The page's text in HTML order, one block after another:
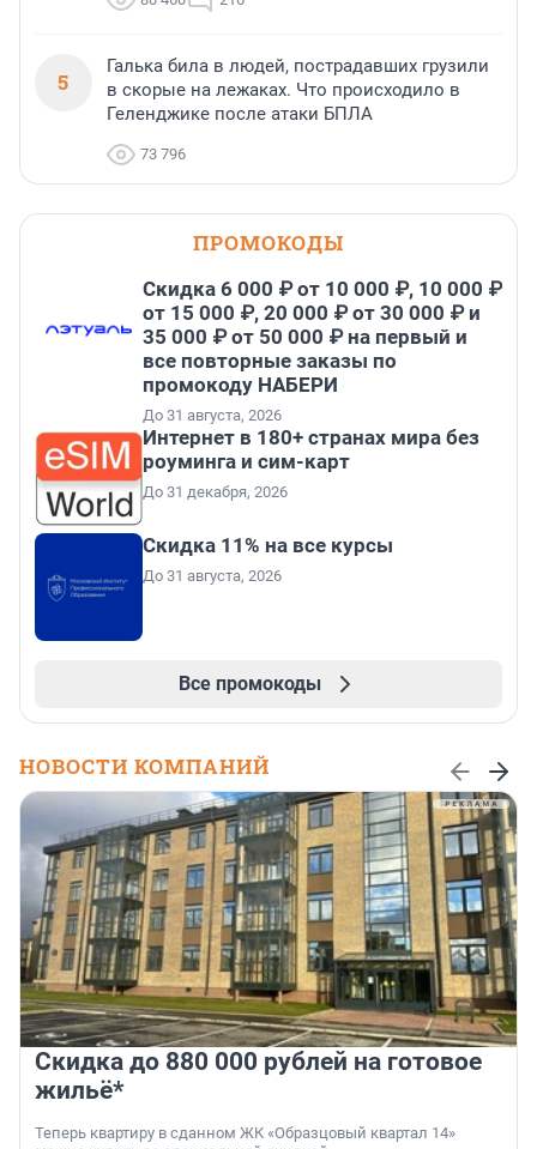
5
Галька била в людей, пострадавших грузили
в скорые на лежаках. Что происходило в
Геленджике после атаки БПЛА
73 796
ПРОМОКОДЫ
Скидка 6 000 ₽ от 10 000 ₽, 10 000 ₽
от 15 000 ₽, 20 000 ₽ от 30 000 ₽ и
35 000 ₽ от 50 000 ₽ на первый и
все повторные заказы по
промокоду НАБЕРИ
До 31 августа, 2026
Интернет в 180+ странах мира без
роуминга и сим-карт
До 31 декабря, 2026
Скидка 11% на все курсы
До 31 августа, 2026
Все промокоды
НОВОСТИ КОМПАНИЙ
Скидка до 880 000 рублей на готовое
жильё*
Теперь квартиру в сданном ЖК «Образцовый квартал 14»